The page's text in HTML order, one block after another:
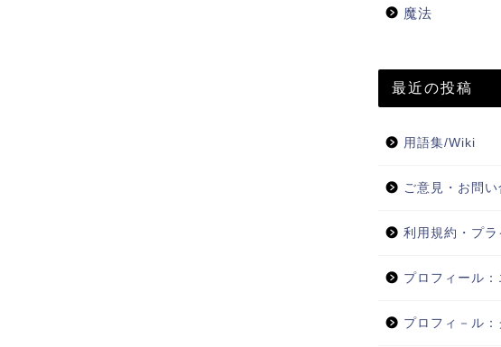
魔法
最近の投稿
用語集/Wiki
ご意見・お問
利用規約・プ
プロフィール
プロフィ－ル